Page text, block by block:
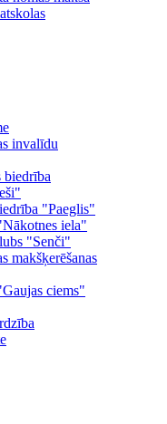
invalīdu
biedrība
"Paeglis"
iela"
"Senči"
makšķerēšanas
ciems"